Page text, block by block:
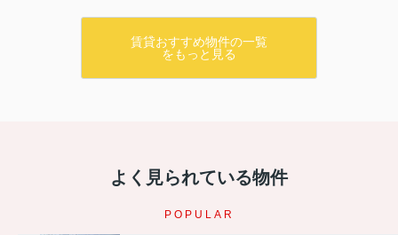
賃貸おすすめ物件の一覧
をもっと見る
よく見られている物件
POPULAR